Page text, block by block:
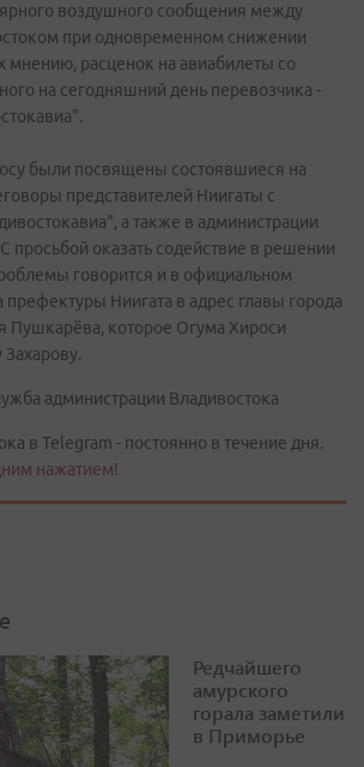
воздушного сообщения между
при одновременном снижении
мнению, расценок на авиабилеты со
на сегодняшний день перевозчика -
были посвящены состоявшиеся на
представителей Ниигаты с
а также в администрации
просьбой оказать содействие в решении
говорится и в официальном
префектуры Ниигата в адрес главы города
Пушкарёва, которое Огума Хироси
администрации Владивостока
в Telegram - постоянно в течение дня.
нажатием!
Редчайшего
амурского
горала заметили
в Приморье